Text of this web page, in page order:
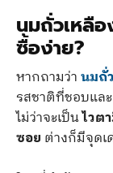
นมถั่วเหลื
ซื้อง่าย?
หากถามว่านมถั่
รสชาติที่ชอบแล
ไม่ว่าจะเป็นไวต
ซอย ต่างก็มีจุด